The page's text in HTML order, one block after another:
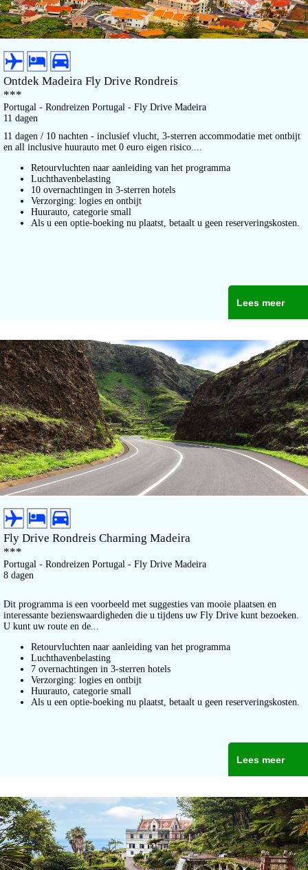
Ontdek Madeira Fly Drive Rondreis
***
Portugal - Rondreizen Portugal - Fly Drive Madeira
11 dagen
11 dagen / 10 nachten - inclusief vlucht, 3-sterren accommodatie met ontbijt
en all inclusive huurauto met 0 euro eigen risico....
Retourvluchten naar aanleiding van het programma
Luchthavenbelasting
10 overnachtingen in 3-sterren hotels
Verzorging: logies en ontbijt
Huurauto, categorie small
Als u een optie-boeking nu plaatst, betaalt u geen reserveringskosten.
Lees meer
Fly Drive Rondreis Charming Madeira
***
Portugal - Rondreizen Portugal - Fly Drive Madeira
8 dagen
Dit programma is een voorbeeld met suggesties van mooie plaatsen en
interessante bezienswaardigheden die u tijdens uw Fly Drive kunt bezoeken.
U kunt uw route en de...
Retourvluchten naar aanleiding van het programma
Luchthavenbelasting
7 overnachtingen in 3-sterren hotels
Verzorging: logies en ontbijt
Huurauto, categorie small
Als u een optie-boeking nu plaatst, betaalt u geen reserveringskosten.
Lees meer